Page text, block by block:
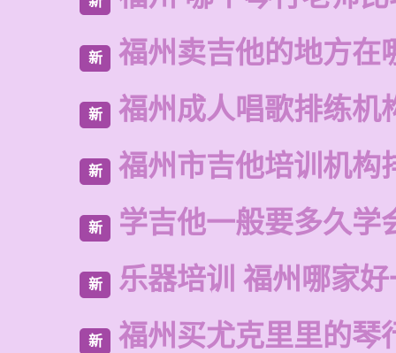
新 福州卖吉他的地方在
新 福州成人唱歌排练机
新 福州市吉他培训机构
新 学吉他一般要多久学
新 乐器培训 福州哪家
新 福州买尤克里里的琴